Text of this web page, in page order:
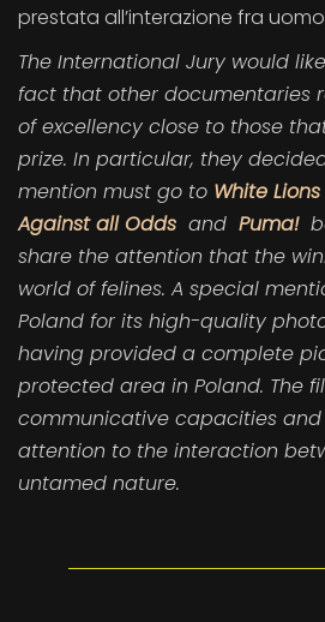
prestata all’interazione fra
The International Jury would
fact that other documentaries
of excellency close to those
prize. In particular, they
mention must go to White
Against all Odds and Puma!
share the attention that the
world of felines. A special
Poland for its high-quality
having provided a complete
protected area in Poland. The
communicative capacities
attention to the interaction
untamed nature.